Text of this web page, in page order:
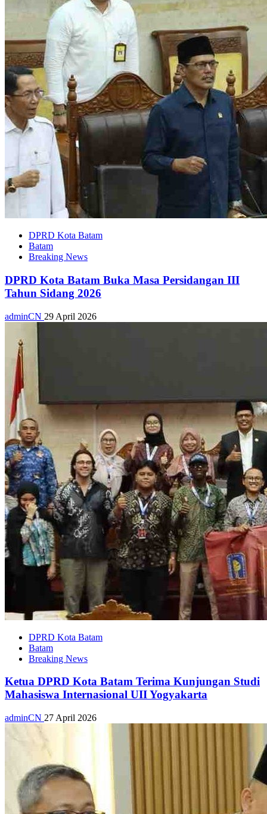
DPRD Kota Batam
Batam
Breaking News
DPRD Kota Batam Buka Masa Persidangan III
Tahun Sidang 2026
adminCN 29 April 2026
DPRD Kota Batam
Batam
Breaking News
Ketua DPRD Kota Batam Terima Kunjungan Studi
Mahasiswa Internasional UII Yogyakarta
adminCN 27 April 2026